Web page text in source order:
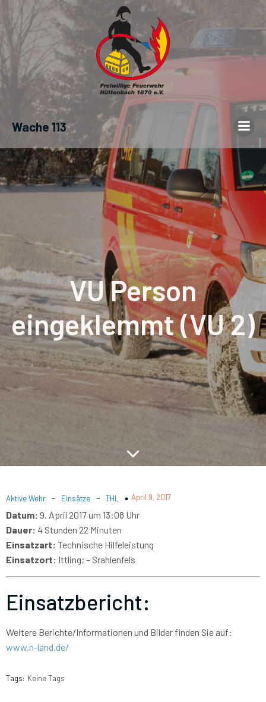
Wache 113
VU Person
eingeklemmt (VU 2)
Aktive Wehr - Einsätze - THL April 9, 2017
Datum: 9. April 2017 um 13:08 Uhr
Dauer: 4 Stunden 22 Minuten
Einsatzart: Technische Hilfeleistung
Einsatzort: Ittling; – Srahlenfels
Einsatzbericht:
Weitere Berichte/Informationen und Bilder finden Sie auf:
www.n-land.de/
Tags: Keine Tags